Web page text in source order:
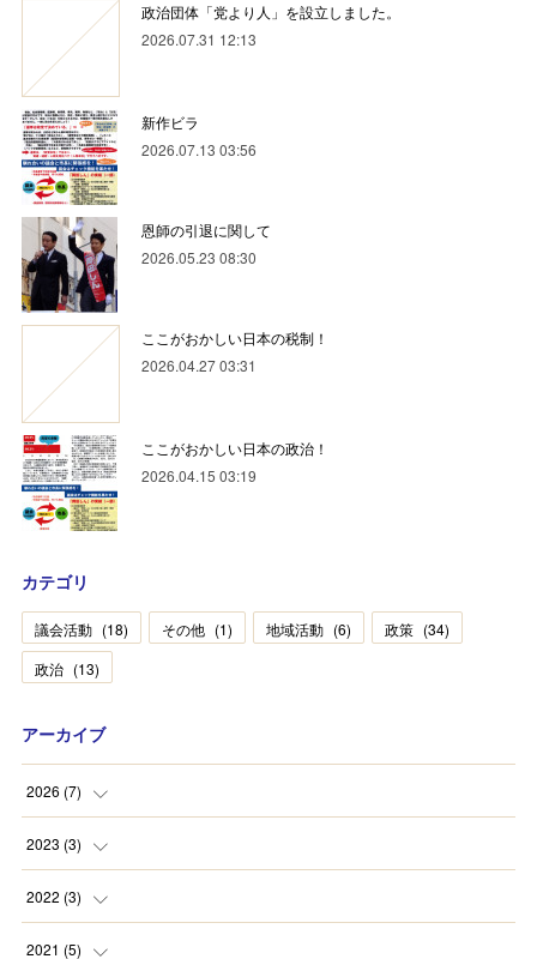
政治団体「党より人」を設立しました。
2026.07.31 12:13
新作ビラ
2026.07.13 03:56
恩師の引退に関して
2026.05.23 08:30
ここがおかしい日本の税制！
2026.04.27 03:31
ここがおかしい日本の政治！
2026.04.15 03:19
カテゴリ
議会活動 (18) その他 (1) 地域活動 (6) 政策 (34)
政治 (13)
アーカイブ
2026 (7)
( )
( )
(
2023 (3)
( )
( )
2022 (3)
( )
2021 (5)